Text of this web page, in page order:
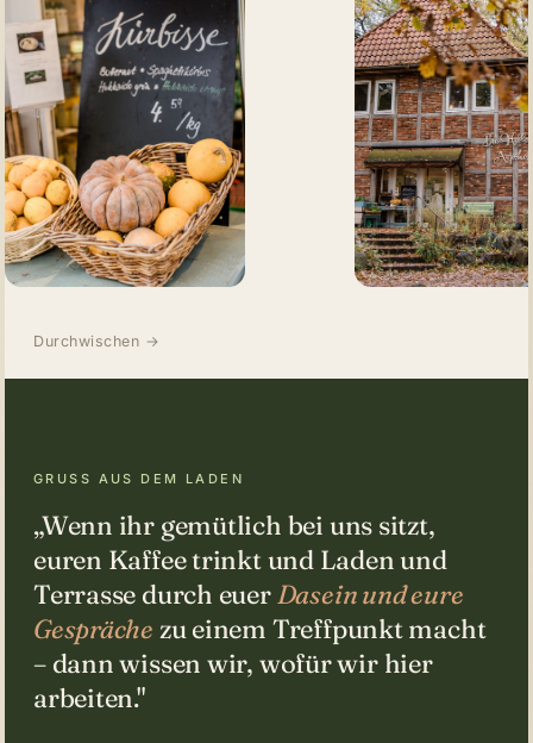
Durchwischen →
GRUSS AUS DEM LADEN
„Wenn ihr gemütlich bei uns sitzt,
euren Kaffee trinkt und Laden und
Terrasse durch euerDasein und eure
Gespräche zu einem Treffpunkt macht
– dann wissen wir, wofür wir hier
arbeiten."